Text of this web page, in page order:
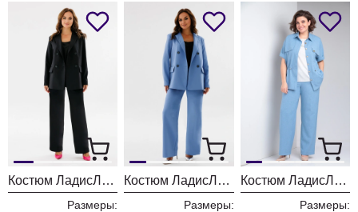
Костюм ЛадисЛайн 1513 черный
Размеры:
Костюм ЛадисЛайн 1513 голубой
Размеры:
Костюм ЛадисЛайн 1497 голубой
Размеры: